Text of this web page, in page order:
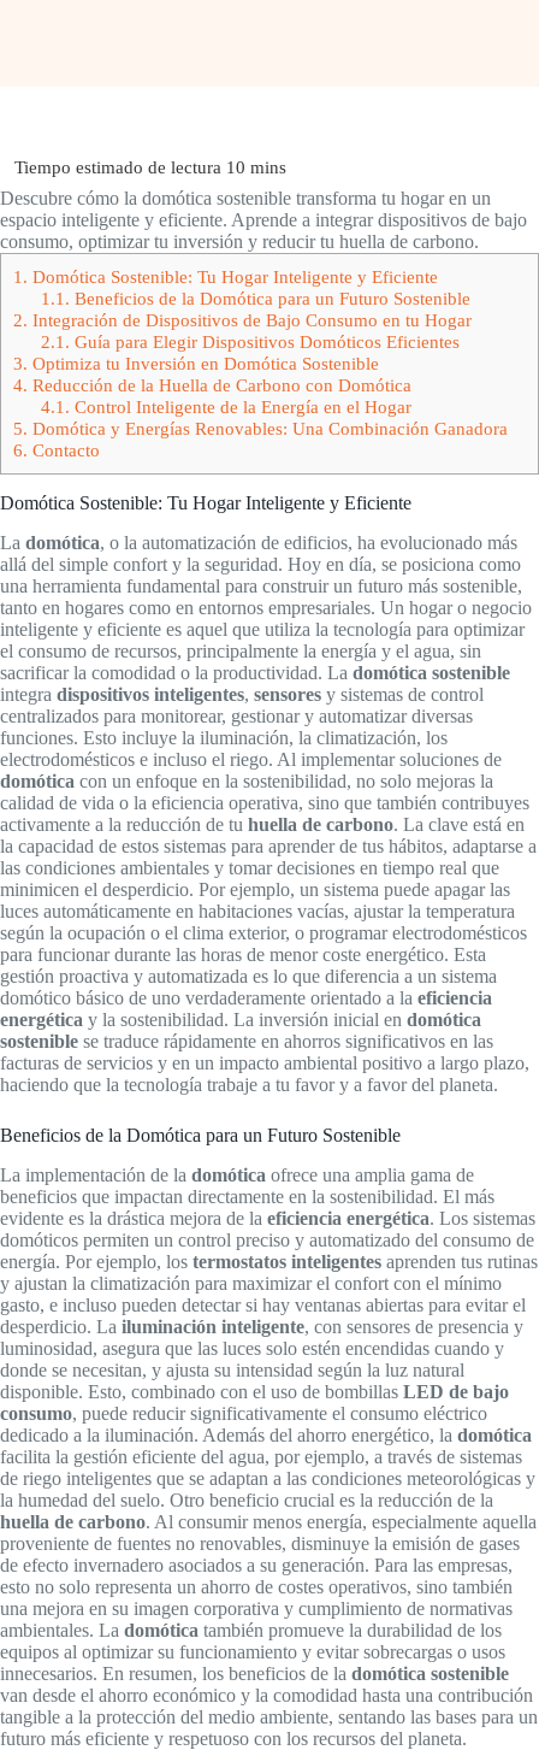
Descubre cómo la domótica sostenible transforma tu hogar en un
espacio inteligente y eficiente. Aprende a integrar dispositivos de bajo
consumo, optimizar tu inversión y reducir tu huella de carbono.
1. Domótica Sostenible: Tu Hogar Inteligente y Eficiente
1.1. Beneficios de la Domótica para un Futuro Sostenible
2. Integración de Dispositivos de Bajo Consumo en tu Hogar
2.1. Guía para Elegir Dispositivos Domóticos Eficientes
3. Optimiza tu Inversión en Domótica Sostenible
4. Reducción de la Huella de Carbono con Domótica
4.1. Control Inteligente de la Energía en el Hogar
5. Domótica y Energías Renovables: Una Combinación Ganadora
6. Contacto
Domótica Sostenible: Tu Hogar Inteligente y Eficiente
La domótica, o la automatización de edificios, ha evolucionado más
allá del simple confort y la seguridad. Hoy en día, se posiciona como
una herramienta fundamental para construir un futuro más sostenible,
tanto en hogares como en entornos empresariales. Un hogar o negocio
inteligente y eficiente es aquel que utiliza la tecnología para optimizar
el consumo de recursos, principalmente la energía y el agua, sin
sacrificar la comodidad o la productividad. La domótica sostenible
integra dispositivos inteligentes, sensores y sistemas de control
centralizados para monitorear, gestionar y automatizar diversas
funciones. Esto incluye la iluminación, la climatización, los
electrodomésticos e incluso el riego. Al implementar soluciones de
domótica con un enfoque en la sostenibilidad, no solo mejoras la
calidad de vida o la eficiencia operativa, sino que también contribuyes
activamente a la reducción de tu huella de carbono. La clave está en
la capacidad de estos sistemas para aprender de tus hábitos, adaptarse a
las condiciones ambientales y tomar decisiones en tiempo real que
minimicen el desperdicio. Por ejemplo, un sistema puede apagar las
luces automáticamente en habitaciones vacías, ajustar la temperatura
según la ocupación o el clima exterior, o programar electrodomésticos
para funcionar durante las horas de menor coste energético. Esta
gestión proactiva y automatizada es lo que diferencia a un sistema
domótico básico de uno verdaderamente orientado a la eficiencia
energética y la sostenibilidad. La inversión inicial en domótica
sostenible se traduce rápidamente en ahorros significativos en las
facturas de servicios y en un impacto ambiental positivo a largo plazo,
haciendo que la tecnología trabaje a tu favor y a favor del planeta.
Beneficios de la Domótica para un Futuro Sostenible
La implementación de la domótica ofrece una amplia gama de
beneficios que impactan directamente en la sostenibilidad. El más
evidente es la drástica mejora de la eficiencia energética. Los sistemas
domóticos permiten un control preciso y automatizado del consumo de
energía. Por ejemplo, los termostatos inteligentes aprenden tus rutinas
y ajustan la climatización para maximizar el confort con el mínimo
gasto, e incluso pueden detectar si hay ventanas abiertas para evitar el
desperdicio. La iluminación inteligente, con sensores de presencia y
luminosidad, asegura que las luces solo estén encendidas cuando y
donde se necesitan, y ajusta su intensidad según la luz natural
disponible. Esto, combinado con el uso de bombillas LED de bajo
consumo, puede reducir significativamente el consumo eléctrico
dedicado a la iluminación. Además del ahorro energético, la domótica
facilita la gestión eficiente del agua, por ejemplo, a través de sistemas
de riego inteligentes que se adaptan a las condiciones meteorológicas y
la humedad del suelo. Otro beneficio crucial es la reducción de la
huella de carbono. Al consumir menos energía, especialmente aquella
proveniente de fuentes no renovables, disminuye la emisión de gases
de efecto invernadero asociados a su generación. Para las empresas,
esto no solo representa un ahorro de costes operativos, sino también
una mejora en su imagen corporativa y cumplimiento de normativas
ambientales. La domótica también promueve la durabilidad de los
equipos al optimizar su funcionamiento y evitar sobrecargas o usos
innecesarios. En resumen, los beneficios de la domótica sostenible
van desde el ahorro económico y la comodidad hasta una contribución
tangible a la protección del medio ambiente, sentando las bases para un
futuro más eficiente y respetuoso con los recursos del planeta.